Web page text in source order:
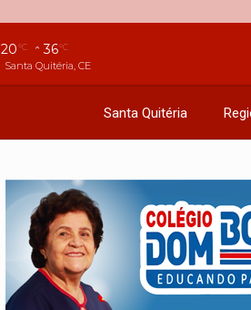
20°C 36°C
Santa Quitéria, CE
Santa Quitéria